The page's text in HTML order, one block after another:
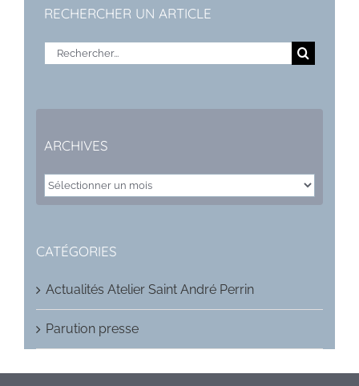
RECHERCHER UN ARTICLE
Rechercher:
ARCHIVES
ARCHIVES
CATÉGORIES
Actualités Atelier Saint André Perrin
Parution presse